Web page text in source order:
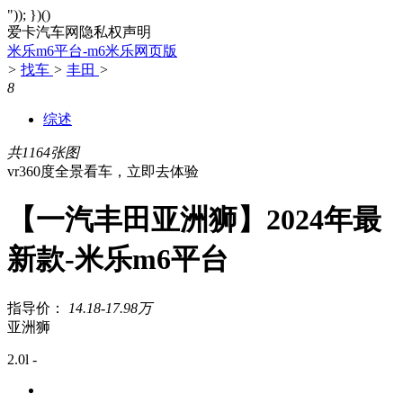
")); })()
爱卡汽车网隐私权声明
米乐m6平台-m6米乐网页版
> 找车 > 丰田 >
8
综述
共1164张图
vr360度全景看车，立即去体验
【一汽丰田亚洲狮】2024年最
新款-米乐m6平台
指导价：
14.18-17.98万
亚洲狮
2.0l -